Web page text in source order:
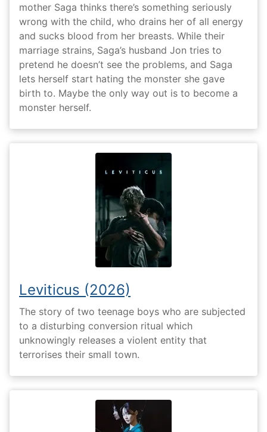
mother Saga thinks there’s something seriously
wrong with the child, who drains her of all energy
and sucks blood from her breasts. While their
marriage strains, Saga’s husband Jon tries to
pretend he doesn’t see the problems, and Saga
lets herself start hating the monster she gave
birth to. Maybe the only way out is to become a
monster herself.
Leviticus (2026)
The story of two teenage boys who are subjected
to a disturbing conversion ritual which
unknowingly releases a violent entity that
terrorises their small town.